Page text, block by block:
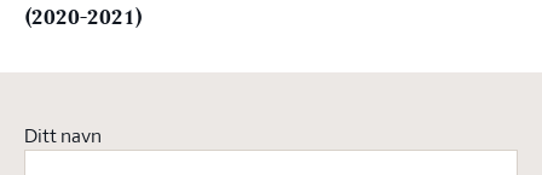
(2020-2021)
Ditt navn